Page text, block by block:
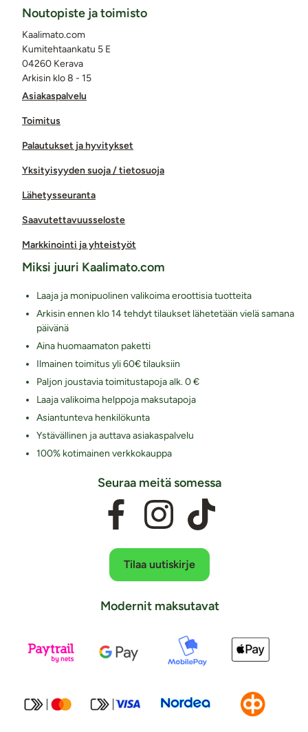
Asiakaspalvelu
Toimitus
Palautukset ja hyvitykset
Yksityisyyden suoja / tietosuoja
Lähetysseuranta
Saavutettavuusseloste
Markkinointi ja yhteistyöt
Noutopiste ja toimisto
Kaalimato.com
Kumitehtaankatu 5 E
04260 Kerava
Arkisin klo 8 - 15
Miksi juuri Kaalimato.com
Laaja ja monipuolinen valikoima eroottisia tuotteita
Arkisin ennen klo 14 tehdyt tilaukset lähetetään vielä samana
päivänä
Aina huomaamaton paketti
Ilmainen toimitus yli 60€ tilauksiin
Paljon joustavia toimitustapoja alk. 0 €
Laaja valikoima helppoja maksutapoja
Asiantunteva henkilökunta
Ystävällinen ja auttava asiakaspalvelu
100% kotimainen verkkokauppa
Seuraa meitä somessa
Tilaa uutiskirje
Modernit maksutavat